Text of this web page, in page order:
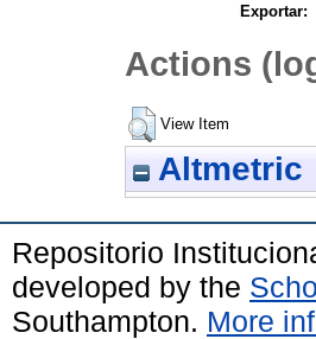
Exportar:
Actions
View Item
Altmetric
Repositorio
developed by the
Southampton. More